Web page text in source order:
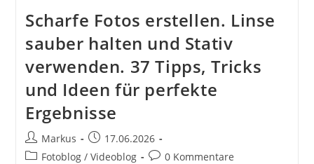
Scharfe Fotos erstellen. Linse
sauber halten und Stativ
verwenden. 37 Tipps, Tricks
und Ideen für perfekte
Ergebnisse
Beitrags-
Autor:
Markus
Beitrag
veröffentlicht:
17.06.2026
Beitrags-
Fotoblog / Videoblog
Beitrags-
0 Kommentare